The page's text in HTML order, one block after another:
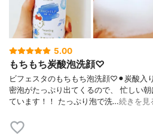
5.00
もちもち炭酸泡洗顔♡
ビフェスタのもちもち泡洗顔♡⚫︎炭酸入
密泡がたっぷり出てくるので、 忙しい
ています！！ たっぷり泡で洗…続きを見